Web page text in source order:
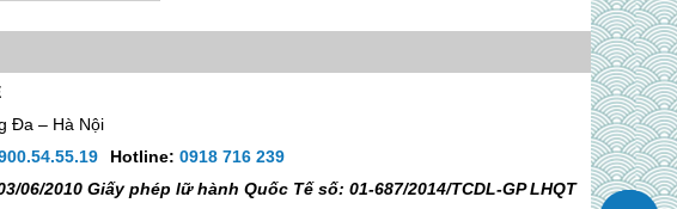
Đa – Hà Nội
Hotline: 0918 716 239
2010 Giấy phép lữ hành Quốc Tế số: 01-687/2014/TCDL-GP LHQT